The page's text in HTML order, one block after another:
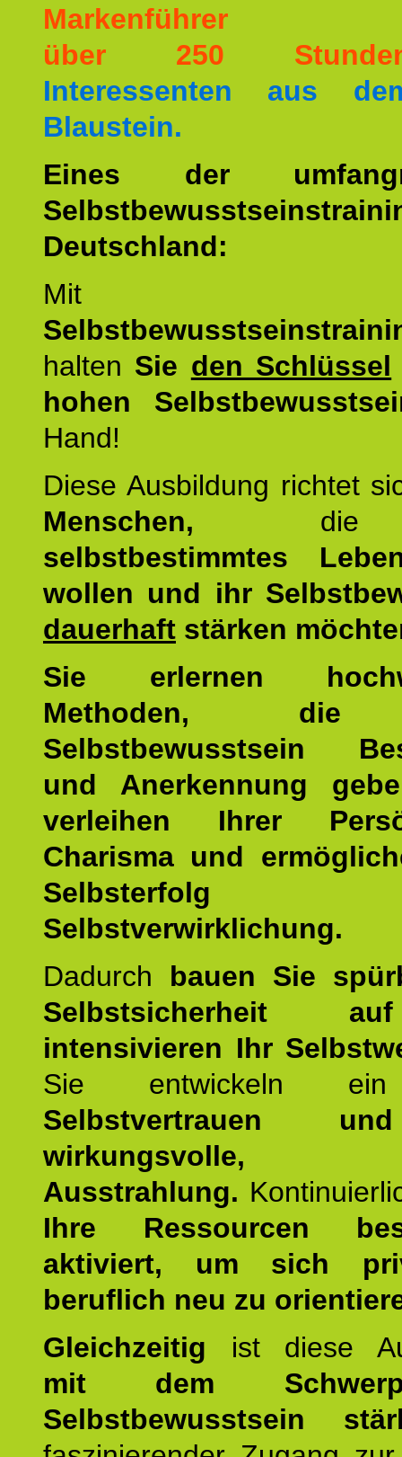
Markenführer
über 250
Interessenten aus
Blaustein.
Eines der
Deutschland:
Mit
halten Sie den Schlüssel
hohen
Hand!
Diese Ausbildung richtet
Menschen,
selbstbestimmtes
wollen und ihr
dauerhaft stärken
Sie erlernen
Methoden, die
Selbstbewusstsein
und Anerkennung
verleihen Ihrer
Charisma und
Selbstverwirklichung.
Dadurch bauen Sie
Selbstsicherheit
intensivieren Ihr
Sie entwickeln ein
Selbstvertrauen
wirkungsvolle,
Ausstrahlung.
Ihre Ressourcen
aktiviert, um sich
beruflich neu zu
Gleichzeitig ist diese
mit dem
Selbstbewusstsein